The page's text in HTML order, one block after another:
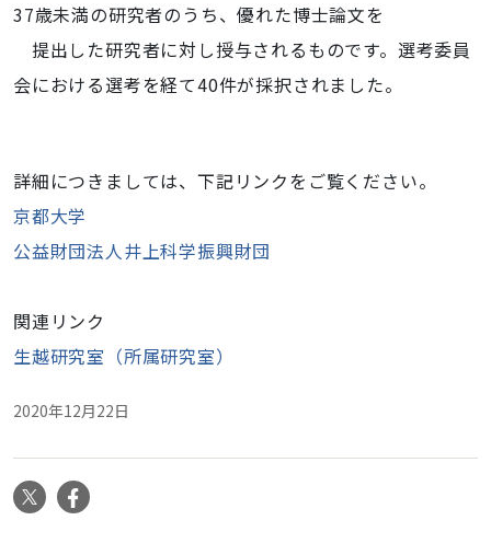
37歳未満の研究者のうち、優れた博士論文を
提出した研究者に対し授与されるものです。選考委員
会における選考を経て40件が採択されました。
詳細につきましては、下記リンクをご覧ください。
京都大学
公益財団法人井上科学振興財団
関連リンク
生越研究室（所属研究室）
2020年12月22日
X